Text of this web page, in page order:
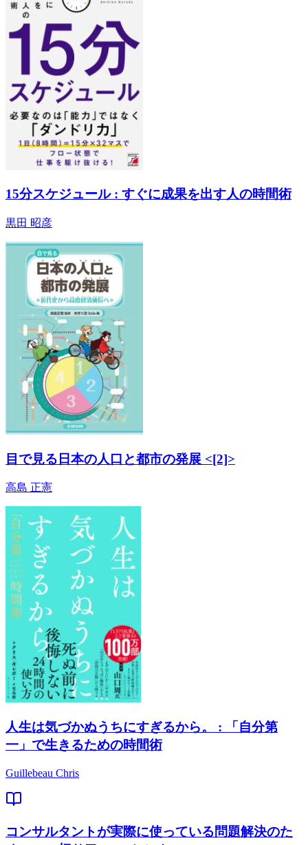
15分スケジュール : すぐに成果を出す人の時間術
黒田 昭彦
目で見る日本の人口と都市の発展 <[2]>
高島 正憲
人生は気づかぬうちにすぎるから。 : 「自分第
一」で生きるための時間術
Guillebeau Chris
コンサルタントが実際に使っている問題解決のた